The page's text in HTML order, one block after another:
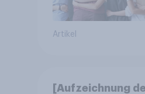
Artikel
[Aufzeichnung